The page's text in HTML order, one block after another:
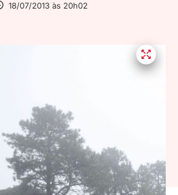
18/07/2013 às 20h02